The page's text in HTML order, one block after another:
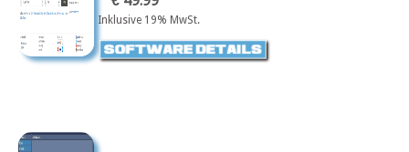
Inklusive 19% MwSt.